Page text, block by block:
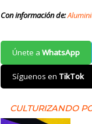
Con información de:
Únete a WhatsApp
Síguenos en TikTok
CULTURIZANDO